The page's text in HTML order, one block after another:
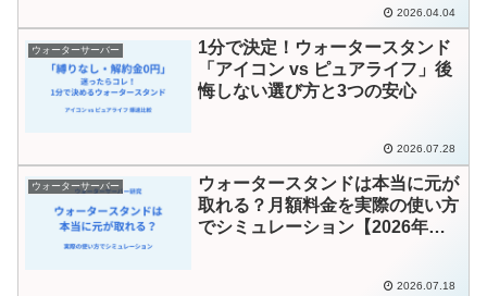
2026.04.04
ウォーターサーバー
1分で決定！ウォータースタンド
「アイコン vs ピュアライフ」後
悔しない選び方と3つの安心
2026.07.28
ウォーターサーバー
ウォータースタンドは本当に元が
取れる？月額料金を実際の使い方
でシミュレーション【2026年
2026.07.18